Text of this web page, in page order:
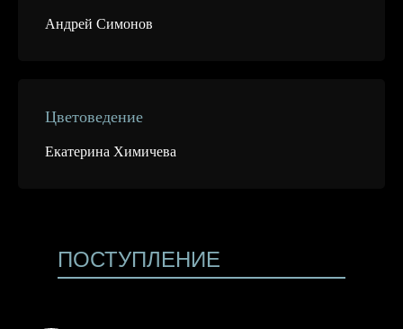
Андрей Симонов
Цветоведение
Екатерина Химичева
ПОСТУПЛЕНИЕ